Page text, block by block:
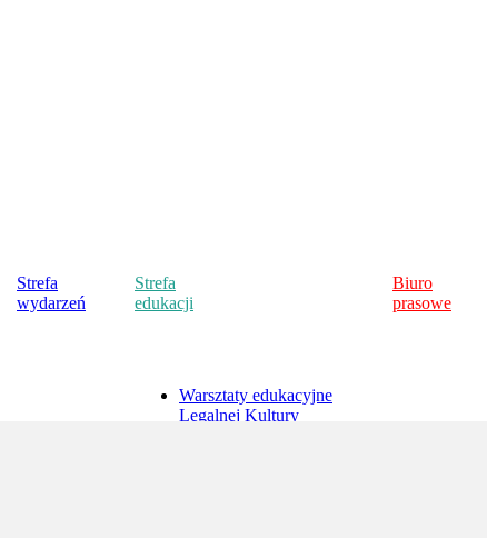
Strefa
wydarzeń
Strefa
edukacji
Biuro
prasowe
Warsztaty edukacyjne
Legalnej Kultury